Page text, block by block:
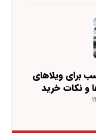
برای ویلاهای
و نکات خرید